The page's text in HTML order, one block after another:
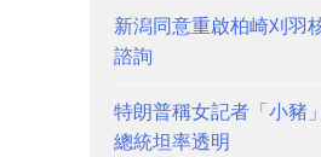
新潟同意重啟柏崎刈羽
諮詢
特朗普稱女記者「小豬
總統坦率透明